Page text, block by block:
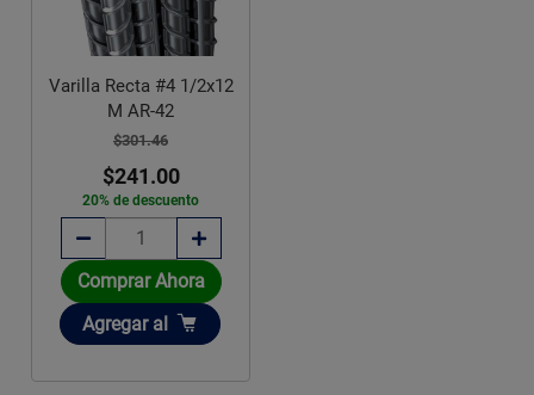
Varilla Recta #4 1/2x12
M AR-42
$301.46
$241.00
20% de descuento
Comprar Ahora
Añadir
Agregar al